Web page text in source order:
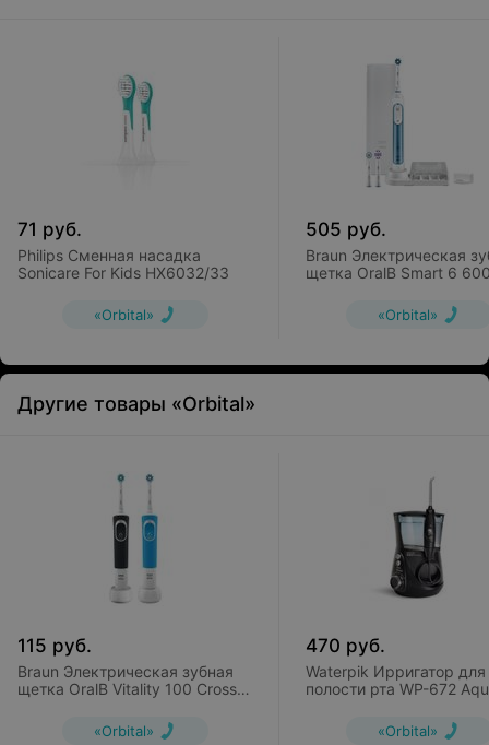
71 руб.
Philips Сменная насадка
Sonicare For Kids HX6032/33
«Orbital»
505 руб.
Braun Электрическая
щетка OralB Smart 6
«Orbital»
Другие товары «Orbital»
115 руб.
Braun Электрическая зубная
щетка OralB Vitality 100 Cross
«Orbital»
470 руб.
Waterpik Ирригатор для
полости рта WP-672
«Orbital»